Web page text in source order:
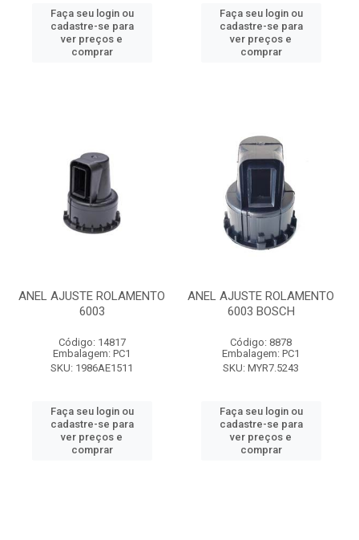
Faça seu login ou
cadastre-se para
ver preços e
comprar
Faça seu login ou
cadastre-se para
ver preços e
comprar
ANEL AJUSTE ROLAMENTO
6003
Código: 14817
Embalagem: PC1
SKU: 1986AE1511
Faça seu login ou
cadastre-se para
ver preços e
comprar
ANEL AJUSTE ROLAMENTO
6003 BOSCH
Código: 8878
Embalagem: PC1
SKU: MYR7.5243
Faça seu login ou
cadastre-se para
ver preços e
comprar